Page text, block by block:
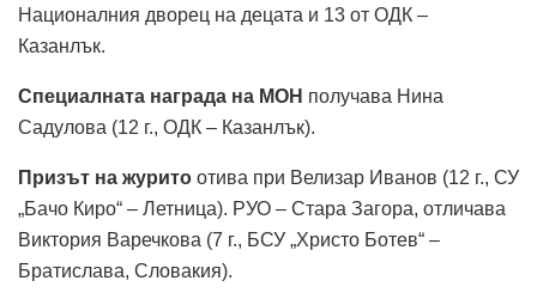
Националния дворец на децата и 13 от ОДК –
Казанлък.
Специалната награда на МОН получава Нина
Садулова (12 г., ОДК – Казанлък).
Призът на журито отива при Велизар Иванов (12 г., СУ
„Бачо Киро“ – Летница). РУО – Стара Загора, отличава
Виктория Варечкова (7 г., БСУ „Христо Ботев“ –
Братислава, Словакия).